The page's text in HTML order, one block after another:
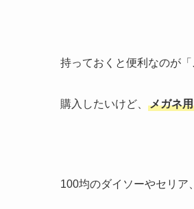
持っておくと便利なのが「
購入したいけど、 メガネ
100均のダイソーやセリア